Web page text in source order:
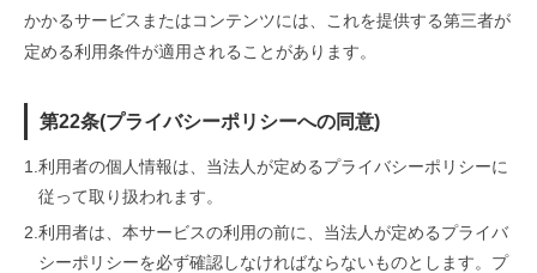
かかるサービスまたはコンテンツには、これを提供する第三者が
定める利用条件が適用されることがあります。
第22条(プライバシーポリシーへの同意)
1. 利用者の個人情報は、当法人が定めるプライバシーポリシーに
従って取り扱われます。
2. 利用者は、本サービスの利用の前に、当法人が定めるプライバ
シーポリシーを必ず確認しなければならないものとします。プ